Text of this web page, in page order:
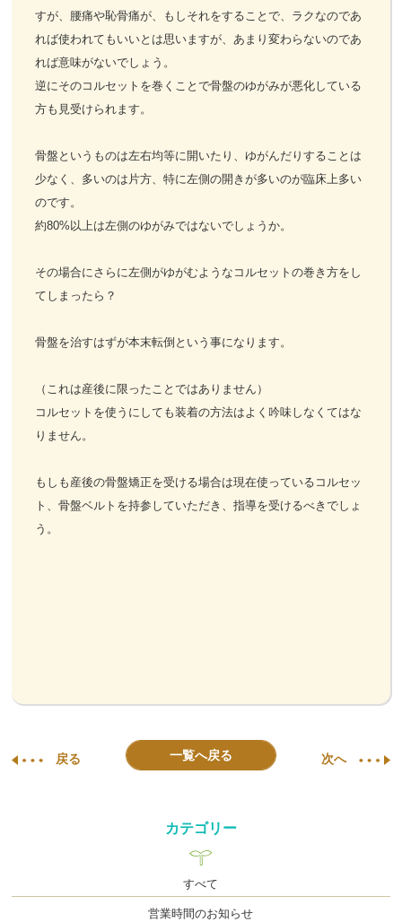
すが、腰痛や恥骨痛が、もしそれをすることで、ラクなのであ
れば使われてもいいとは思いますが、あまり変わらないのであ
れば意味がないでしょう。
逆にそのコルセットを巻くことで骨盤のゆがみが悪化している
方も見受けられます。
骨盤というものは左右均等に開いたり、ゆがんだりすることは
少なく、多いのは片方、特に左側の開きが多いのが臨床上多い
のです。
約80%以上は左側のゆがみではないでしょうか。
その場合にさらに左側がゆがむようなコルセットの巻き方をし
てしまったら？
骨盤を治すはずが本末転倒という事になります。
（これは産後に限ったことではありません）
コルセットを使うにしても装着の方法はよく吟味しなくてはな
りません。
もしも産後の骨盤矯正を受ける場合は現在使っているコルセッ
ト、骨盤ベルトを持参していただき、指導を受けるべきでしょ
う。
戻る 一覧へ戻る 次へ
カテゴリー
すべて
営業時間のお知らせ